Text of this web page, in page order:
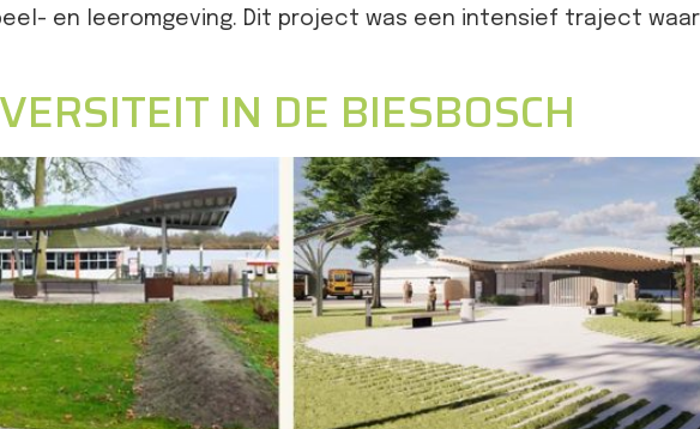
en leeromgeving. Dit project was een intensief traject
IN DE BIESBOSCH